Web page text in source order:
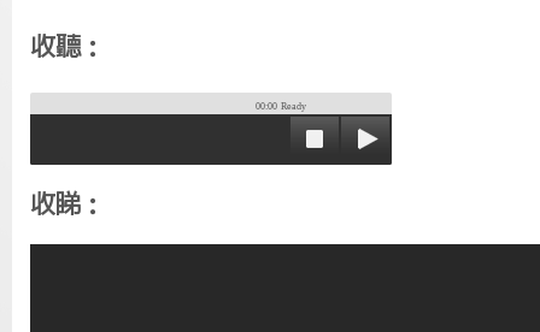
收聽：
00:00 Ready
收睇：